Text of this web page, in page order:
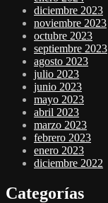
diciembre 2023
noviembre 2023
octubre 2023
septiembre 2023
agosto 2023
julio 2023
junio 2023
mayo 2023
abril 2023
marzo 2023
febrero 2023
enero 2023
diciembre 2022
Categorías